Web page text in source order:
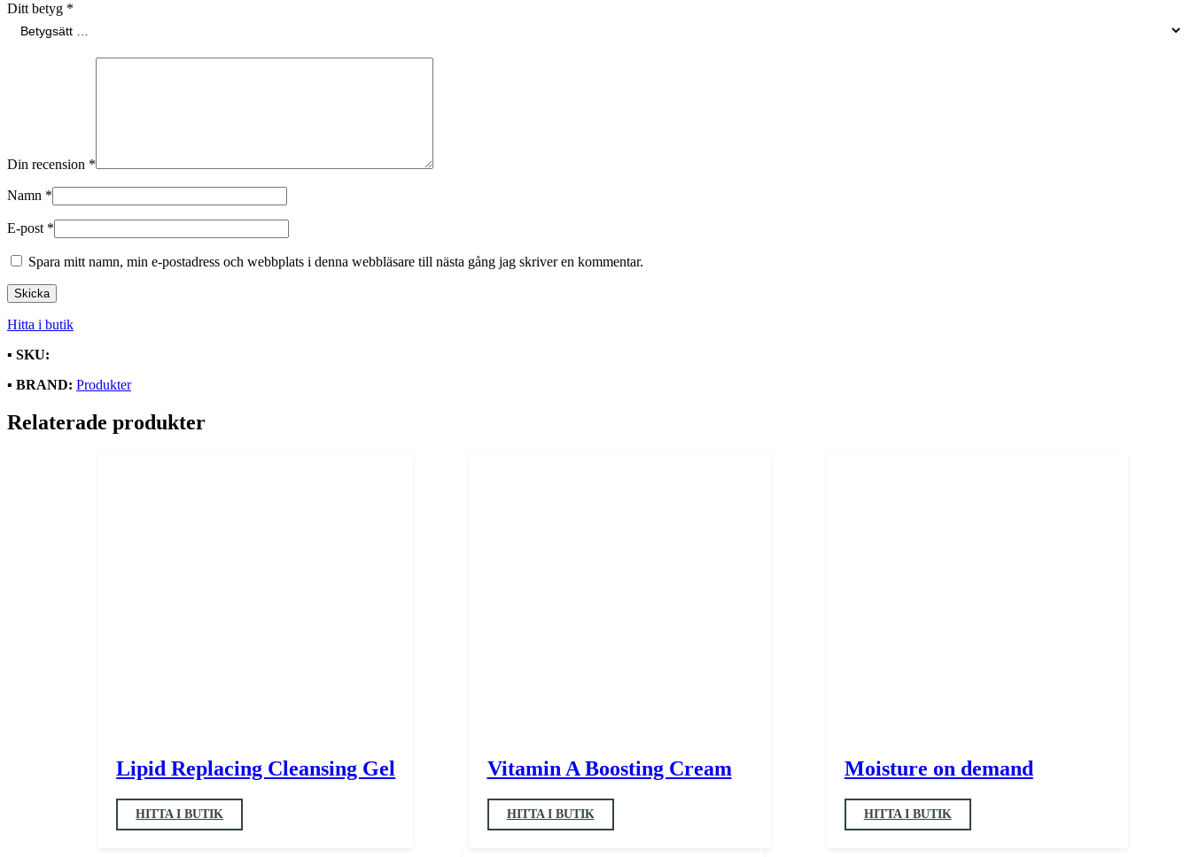
Ditt betyg *
Din recension *
Namn *
E-post *
Spara mitt namn, min e-postadress och webbplats i denna webbläsare till nästa gång jag skriver en kommentar.
Hitta i butik
▪️ SKU:
▪️ BRAND: Produkter
Relaterade produkter
Lipid Replacing Cleansing Gel
HITTA I BUTIK
Vitamin A Boosting Cream
HITTA I BUTIK
Moisture on demand
HITTA I BUTIK